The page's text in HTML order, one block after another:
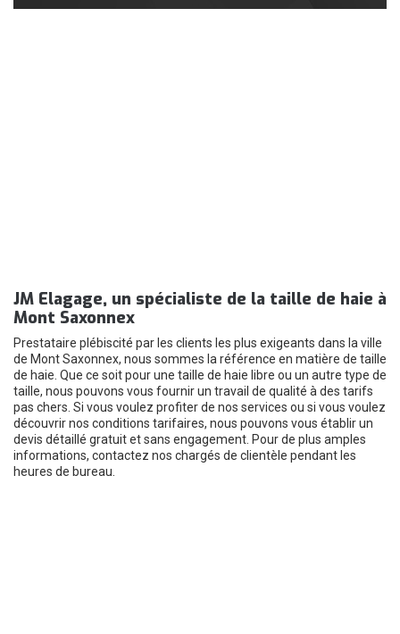
JM Elagage, un spécialiste de la taille de haie à
Mont Saxonnex
Prestataire plébiscité par les clients les plus exigeants dans la ville
de Mont Saxonnex, nous sommes la référence en matière de taille
de haie. Que ce soit pour une taille de haie libre ou un autre type de
taille, nous pouvons vous fournir un travail de qualité à des tarifs
pas chers. Si vous voulez profiter de nos services ou si vous voulez
découvrir nos conditions tarifaires, nous pouvons vous établir un
devis détaillé gratuit et sans engagement. Pour de plus amples
informations, contactez nos chargés de clientèle pendant les
heures de bureau.